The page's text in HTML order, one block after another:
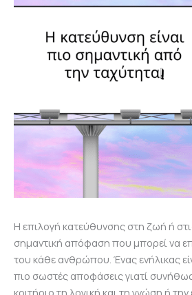
Η επιλογή κατεύθυνσης στη ζωή ή
σημαντική απόφαση που μπορεί να
του κάθε ανθρώπου. Ένας ενήλικας
πιο σωστές αποφάσεις γιατί